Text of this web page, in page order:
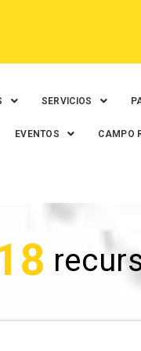
SERVICIOS
EVENTOS CAMPO